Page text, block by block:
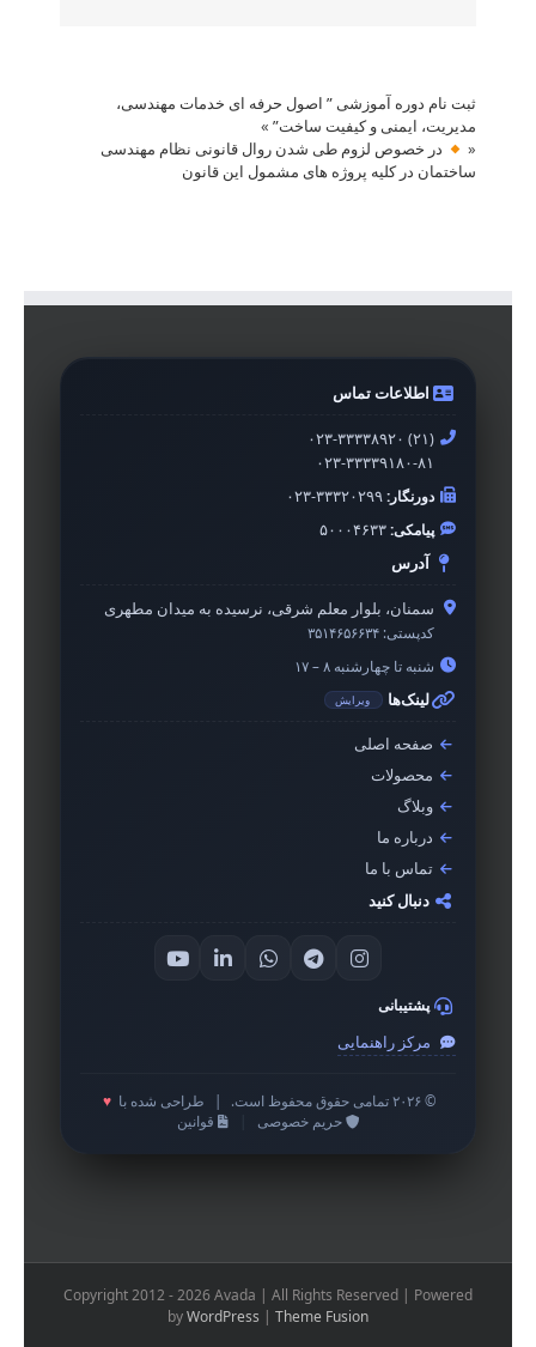
ثبت نام دوره آموزشی ” اصول حرفه ای خدمات مهندسی،
مدیریت، ایمنی و کیفیت ساخت” »
«
در خصوص لزوم طی شدن روال قانونی نظام مهندسی
ساختمان در کلیه پروژه های مشمول این قانون
اطلاعات تماس
۰۲۳-۳۳۳۳۸۹۲۰ (۲۱)
۰۲۳-۳۳۳۳۹۱۸۰-۸۱
دورنگار:۰۲۳-۳۳۳۲۰۲۹۹
پیامکی:۵۰۰۰۴۶۳۳
آدرس
سمنان، بلوار معلم شرقی، نرسیده به میدان مطهری
کدپستی: ۳۵۱۴۶۵۶۶۳۴
شنبه تا چهارشنبه ۸ – ۱۷
لینک‌ها ویرایش
صفحه اصلی
محصولات
وبلاگ
درباره ما
تماس با ما
دنبال کنید
پشتیبانی
مرکز راهنمایی
© ۲۰۲۶ تمامی حقوق محفوظ است. طراحی شده با ♥
حریم خصوصی
قوانین
Copyright 2012 - 2026 Avada | All Rights Reserved | Powered
byWordPress | Theme Fusion